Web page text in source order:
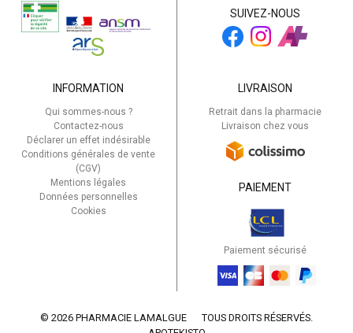
SUIVEZ-NOUS
INFORMATION
Qui sommes-nous ?
Contactez-nous
Déclarer un effet indésirable
Conditions générales de vente
(CGV)
Mentions légales
Données personnelles
Cookies
LIVRAISON
Retrait dans la pharmacie
Livraison chez vous
PAIEMENT
Paiement sécurisé
© 2026 PHARMACIE LAMALGUE
TOUS DROITS RÉSERVÉS.